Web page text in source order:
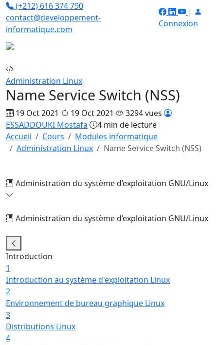
(+212) 616 374 790
contact@developpement-
informatique.com
|
Connexion
Administration Linux
Name Service Switch (NSS)
19 Oct 2021 19 Oct 2021
3294 vues
ESSADDOUKI Mostafa
4 min de lecture
Accueil
Cours
Modules informatique
Administration Linux
Name Service Switch (NSS)
Administration du système d’exploitation GNU/Linux
Administration du système d’exploitation GNU/Linux
Introduction
1
Introduction au système d'exploitation Linux
2
Environnement de bureau graphique Linux
3
Distributions Linux
4